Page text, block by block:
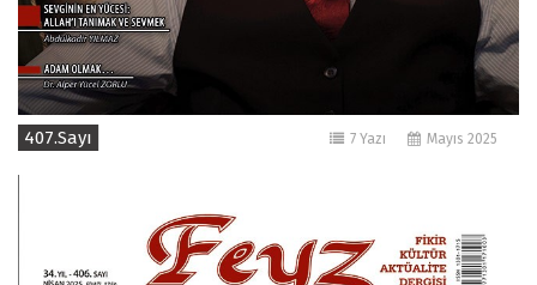
407.Sayı Mayıs 2025
7 Yazı